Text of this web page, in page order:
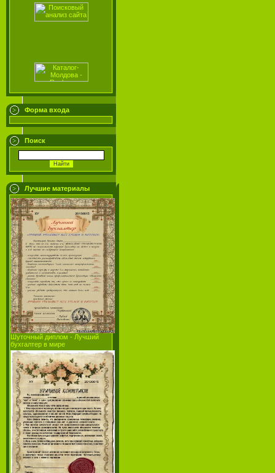
Форма входа
Поиск
Лучшие материалы
Шуточный диплом - Лучший
бухгалтер в мире